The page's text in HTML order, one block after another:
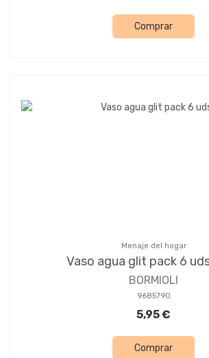
Comprar
Menaje del hogar
Vaso agua glit pack 6
BORMIOLI
9685790
5,95 €
Comprar